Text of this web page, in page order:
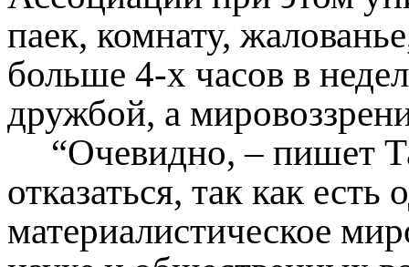
паек, комнату,
больше 4-х часов в
дружбой, а
“Очевидно, – пишет
отказаться, так как есть
материалистическое